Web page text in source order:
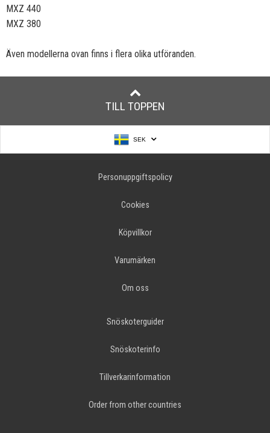
MXZ 440
MXZ 380
Även modellerna ovan finns i flera olika utföranden.
TILL TOPPEN
SEK
Personuppgiftspolicy
Cookies
Köpvillkor
Varumärken
Om oss
Snöskoterguider
Snöskoterinfo
Tillverkarinformation
Order from other countries